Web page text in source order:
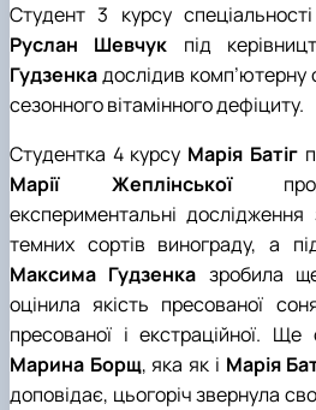
Студент 3 курсу
Руслан Шевчук під
Гудзенкадослідив комп’ютерну
сезонного вітамінного дефіциту.
Студентка 4 курсу Марія Батіг
Марії Жеплінської
експериментальні
темних сортів винограду, а
Максима Гудзенка зробила
оцінила якість пресованої
пресованої і екстраційної.
Марина Борщ, яка як і Марія
доповідає, цьогоріч звернула